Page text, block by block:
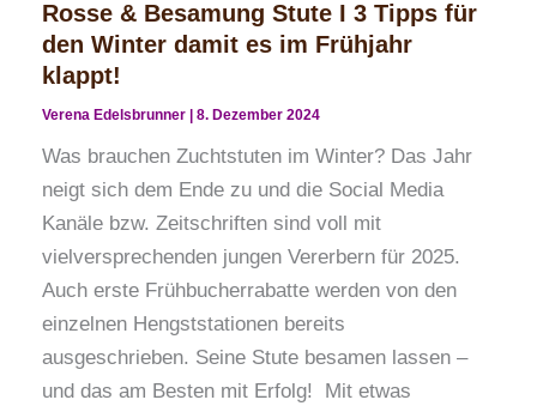
Rosse & Besamung Stute Ι 3 Tipps für
den Winter damit es im Frühjahr
klappt!
Verena Edelsbrunner 8. Dezember 2024
Was brauchen Zuchtstuten im Winter? Das Jahr
neigt sich dem Ende zu und die Social Media
Kanäle bzw. Zeitschriften sind voll mit
vielversprechenden jungen Vererbern für 2025.
Auch erste Frühbucherrabatte werden von den
einzelnen Hengststationen bereits
ausgeschrieben. Seine Stute besamen lassen –
und das am Besten mit Erfolg! Mit etwas